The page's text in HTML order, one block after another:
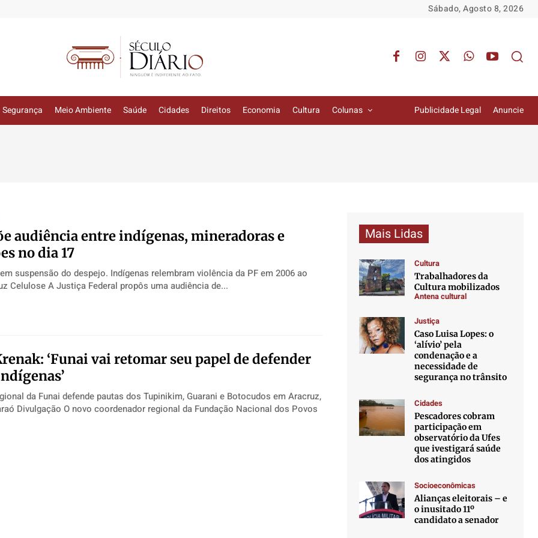
Sábado, Agosto 8, 2026
Segurança Meio Ambiente Saúde Cidades Direitos Economia Cultura Colunas Publicidade Legal Anuncie
audiência entre indígenas, mineradoras e
no dia 17
suspensão do despejo. Indígenas relembram violência da PF em 2006 ao
atender a Aracruz Celulose A Justiça Federal propôs uma audiência de...
‘Funai vai retomar seu papel de defender
da Funai defende pautas dos Tupinikim, Guarani e Botocudos em Aracruz,
dos Povos
Mais Lidas
Cultura
Trabalhadores da
Cultura mobilizados
Antena cultural
Justiça
Caso Luisa Lopes: o
‘alívio’ pela
condenação e a
necessidade de
segurança no trânsito
Cidades
Pescadores cobram
participação em
observatório da Ufes
que ivestigará saúde
dos atingidos
Socioeconômicas
Alianças eleitorais – e
o inusitado 11º
candidato a senador